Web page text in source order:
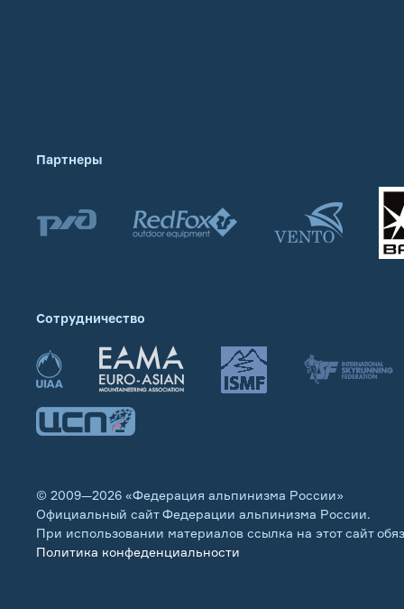
Партнеры
Сотрудничество
© 2009—2026 «Федерация альпинизма России»
Официальный сайт Федерации альпинизма России.
При использовании материалов ссылка на этот сайт
Политика конфеденциальности